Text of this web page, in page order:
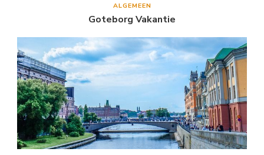
ALGEMEEN
Goteborg Vakantie